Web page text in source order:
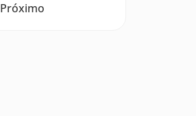
Próximo